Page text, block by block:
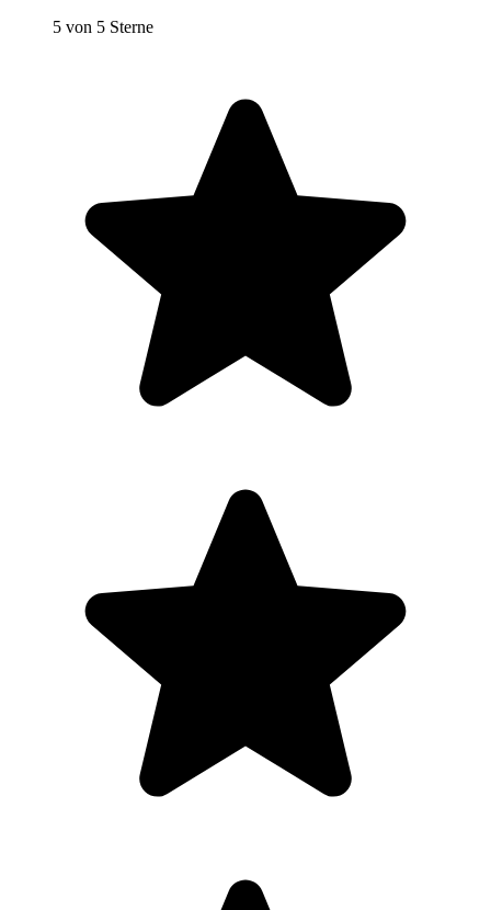
5 von 5 Sterne